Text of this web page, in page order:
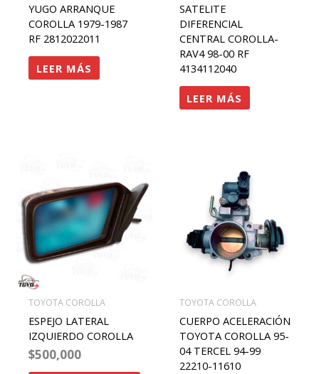
YUGO ARRANQUE
COROLLA 1979-1987
RF 2812022011
LEER MÁS
SATELITE
DIFERENCIAL
CENTRAL COROLLA-
RAV4 98-00 RF
4134112040
LEER MÁS
TOYOTA COROLLA
ESPEJO LATERAL
IZQUIERDO COROLLA
$500,000
TOYOTA COROLLA
CUERPO ACELERACIÓN
TOYOTA COROLLA 95-
04 TERCEL 94-99
22210-11610